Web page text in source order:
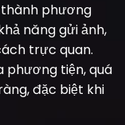
phương
năng gửi ảnh,
trực quan.
phương tiện, quá
đặc biệt khi